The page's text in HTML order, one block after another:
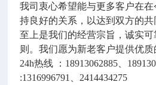
我司衷心希望能与更多客户在
持良好的关系，以达到双方的
至上是我们的经营宗旨，诚实
则。我们愿为新老客户提供优质
24h热线 ： 18913062885
:1316996791
2414434275